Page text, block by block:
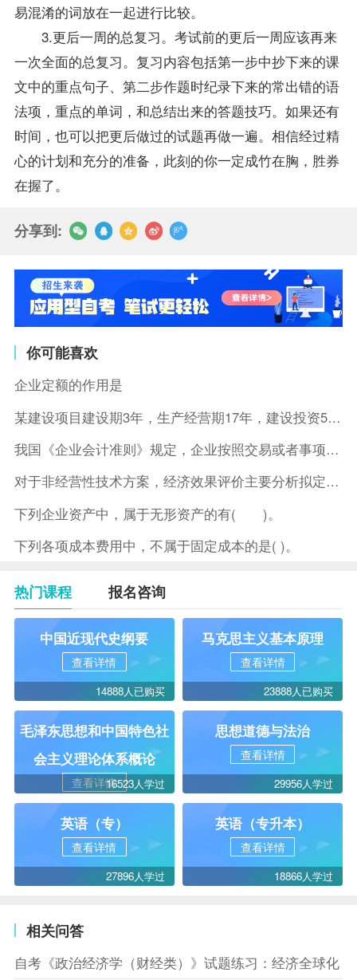
易混淆的词放在一起进行比较。
3.更后一周的总复习。考试前的更后一周应该再来
一次全面的总复习。复习内容包括第一步中抄下来的课
文中的重点句子、第二步作题时纪录下来的常出错的语
法项，重点的单词，和总结出来的答题技巧。如果还有
时间，也可以把更后做过的试题再做一遍。相信经过精
心的计划和充分的准备，此刻的你一定成竹在胸，胜券
在握了。
分享到:
你可能喜欢
企业定额的作用是
某建设项目建设期3年，生产经营期17年，建设投资5500万元
我国《企业会计准则》规定，企业按照交易或者事项的经济特征确定
对于非经营性技术方案，经济效果评价主要分析拟定方案的( )。
下列企业资产中，属于无形资产的有( )。
下列各项成本费用中，不属于固定成本的是( )。
热门课程 报名咨询
中国近现代史纲要
查看详情
14888人已购买
马克思主义基本原理
查看详情
23888人已购买
毛泽东思想和中国特色社
会主义理论体系概论
查看详情16523人学过
思想道德与法治
查看详情
29956人学过
英语（专）
查看详情
27896人学过
英语（专升本）
查看详情
18866人学过
相关问答
自考《政治经济学（财经类）》试题练习：经济全球化（